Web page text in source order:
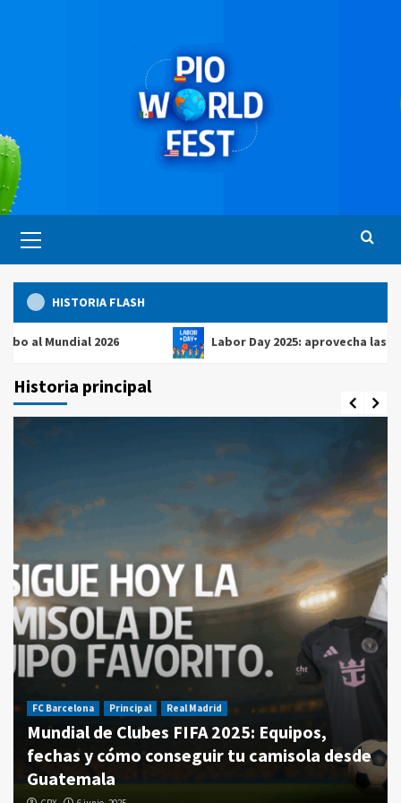
principal
HISTORIA FLASH
2026 Labor Day 2025: aprovecha las mejores
Historia principal
FC Barcelona Principal Real Madrid
Mundial de Clubes FIFA 2025: Equipos,
fechas y cómo conseguir tu camisola desde
Guatemala